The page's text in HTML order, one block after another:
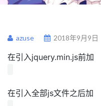
azuse 2018年9月9日
在引入jquery.min.js前加
在引入全部js文件之后加